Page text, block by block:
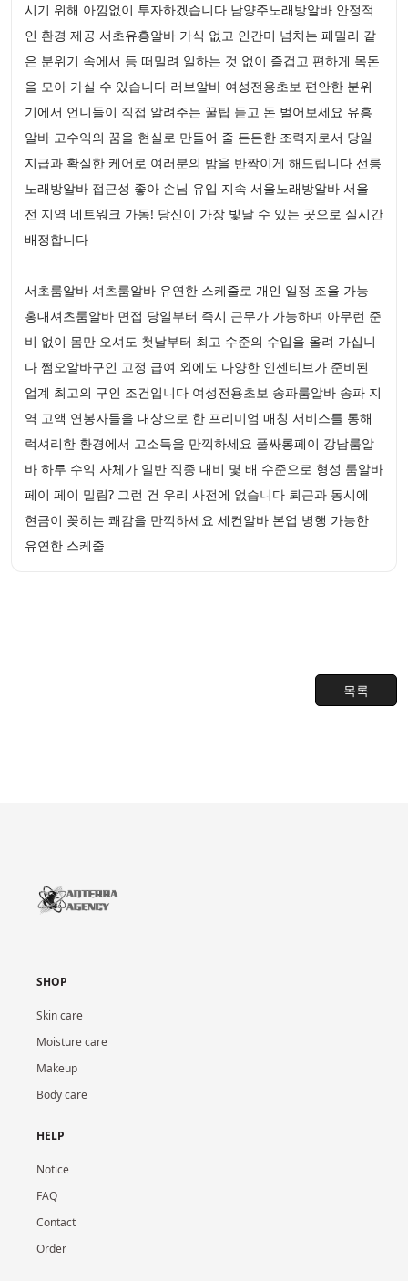
시기 위해 아낌없이 투자하겠습니다 남양주노래방알바 안정적
인 환경 제공 서초유흥알바 가식 없고 인간미 넘치는 패밀리 같
은 분위기 속에서 등 떠밀려 일하는 것 없이 즐겁고 편하게 목돈
을 모아 가실 수 있습니다 러브알바 여성전용초보 편안한 분위
기에서 언니들이 직접 알려주는 꿀팁 듣고 돈 벌어보세요 유흥
알바 고수익의 꿈을 현실로 만들어 줄 든든한 조력자로서 당일
지급과 확실한 케어로 여러분의 밤을 반짝이게 해드립니다 선릉
노래방알바 접근성 좋아 손님 유입 지속 서울노래방알바 서울
전 지역 네트워크 가동! 당신이 가장 빛날 수 있는 곳으로 실시간
배정합니다
서초룸알바 셔츠룸알바 유연한 스케줄로 개인 일정 조율 가능
홍대셔츠룸알바 면접 당일부터 즉시 근무가 가능하며 아무런 준
비 없이 몸만 오셔도 첫날부터 최고 수준의 수입을 올려 가십니
다 쩜오알바구인 고정 급여 외에도 다양한 인센티브가 준비된
업계 최고의 구인 조건입니다 여성전용초보 송파룸알바 송파 지
역 고액 연봉자들을 대상으로 한 프리미엄 매칭 서비스를 통해
럭셔리한 환경에서 고소득을 만끽하세요 풀싸롱페이 강남룸알
바 하루 수익 자체가 일반 직종 대비 몇 배 수준으로 형성 룸알바
페이 페이 밀림? 그런 건 우리 사전에 없습니다 퇴근과 동시에
현금이 꽂히는 쾌감을 만끽하세요 세컨알바 본업 병행 가능한
유연한 스케줄
목록
SHOP
Skin care
Moisture care
Makeup
Body care
HELP
Notice
FAQ
Contact
Order